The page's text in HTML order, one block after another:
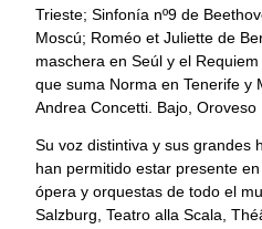
Trieste; Sinfonía nº9 de
Moscú; Roméo et Juliette de
maschera en Seúl y el
que suma Norma en Tenerife y
Andrea Concetti. Bajo, Oroveso
Su voz distintiva y sus grandes
han permitido estar presente
ópera y orquestas de todo el
Salzburg, Teatro alla Scala,